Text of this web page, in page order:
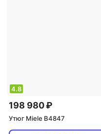
4.8
198 980 ₽
Утюг Miele B4847